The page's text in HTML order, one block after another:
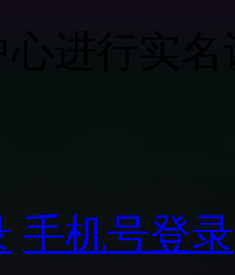
进行实名
手机号登录